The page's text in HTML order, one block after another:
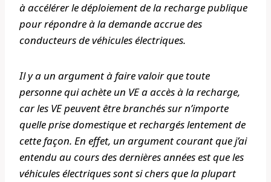
à accélérer le déploiement de la recharge publique
pour répondre à la demande accrue des
conducteurs de véhicules électriques.
Il y a un argument à faire valoir que toute
personne qui achète un VE a accès à la recharge,
car les VE peuvent être branchés sur n’importe
quelle prise domestique et rechargés lentement de
cette façon. En effet, un argument courant que j’ai
entendu au cours des dernières années est que les
véhicules électriques sont si chers que la plupart